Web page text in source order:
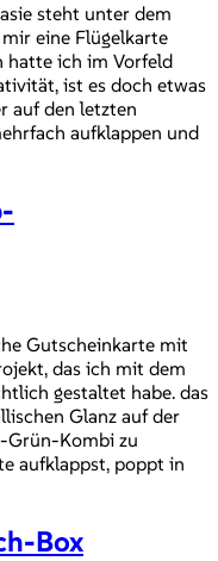
steht unter dem
eine Flügelkarte
hatte ich im Vorfeld
ist es doch etwas
auf den letzten
aufklappen und
Gutscheinkarte mit
das ich mit dem
gestaltet habe. das
Glanz auf der
Grün-Kombi zu
aufklappst, poppt in
Box